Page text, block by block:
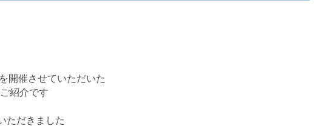
を開催させていただいた
紹介です
ただきました